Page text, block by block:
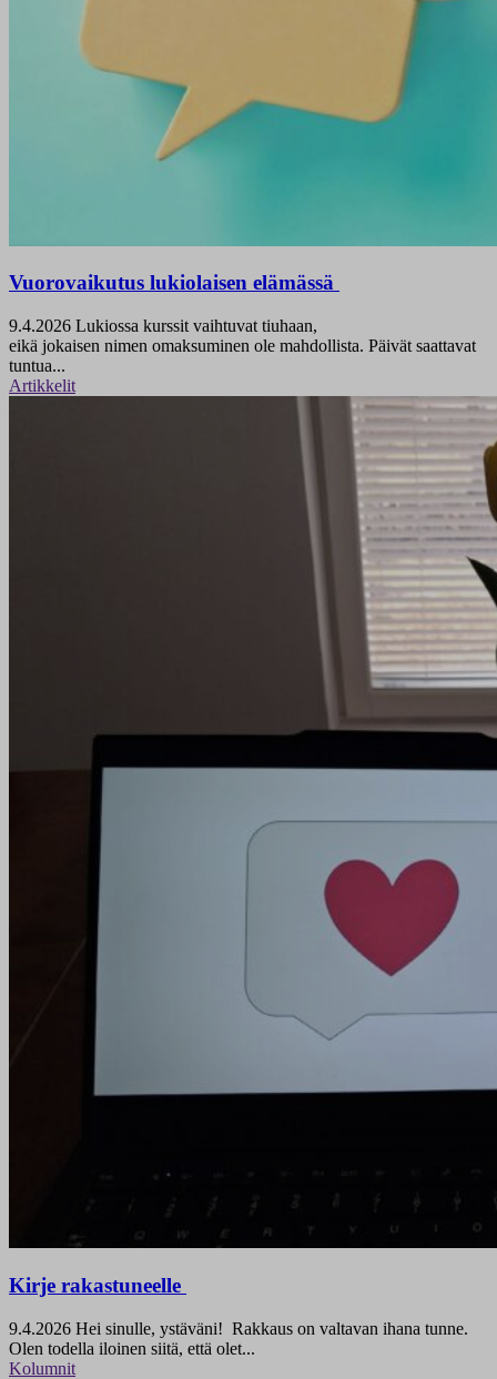
Vuorovaikutus lukiolaisen elämässä
9.4.2026 Lukiossa kurssit vaihtuvat tiuhaan,
eikä jokaisen nimen omaksuminen ole mahdollista. Päivät saattavat
tuntua...
Artikkelit
Kirje rakastuneelle
9.4.2026 Hei sinulle, ystäväni! Rakkaus on valtavan ihana tunne.
Olen todella iloinen siitä, että olet...
Kolumnit